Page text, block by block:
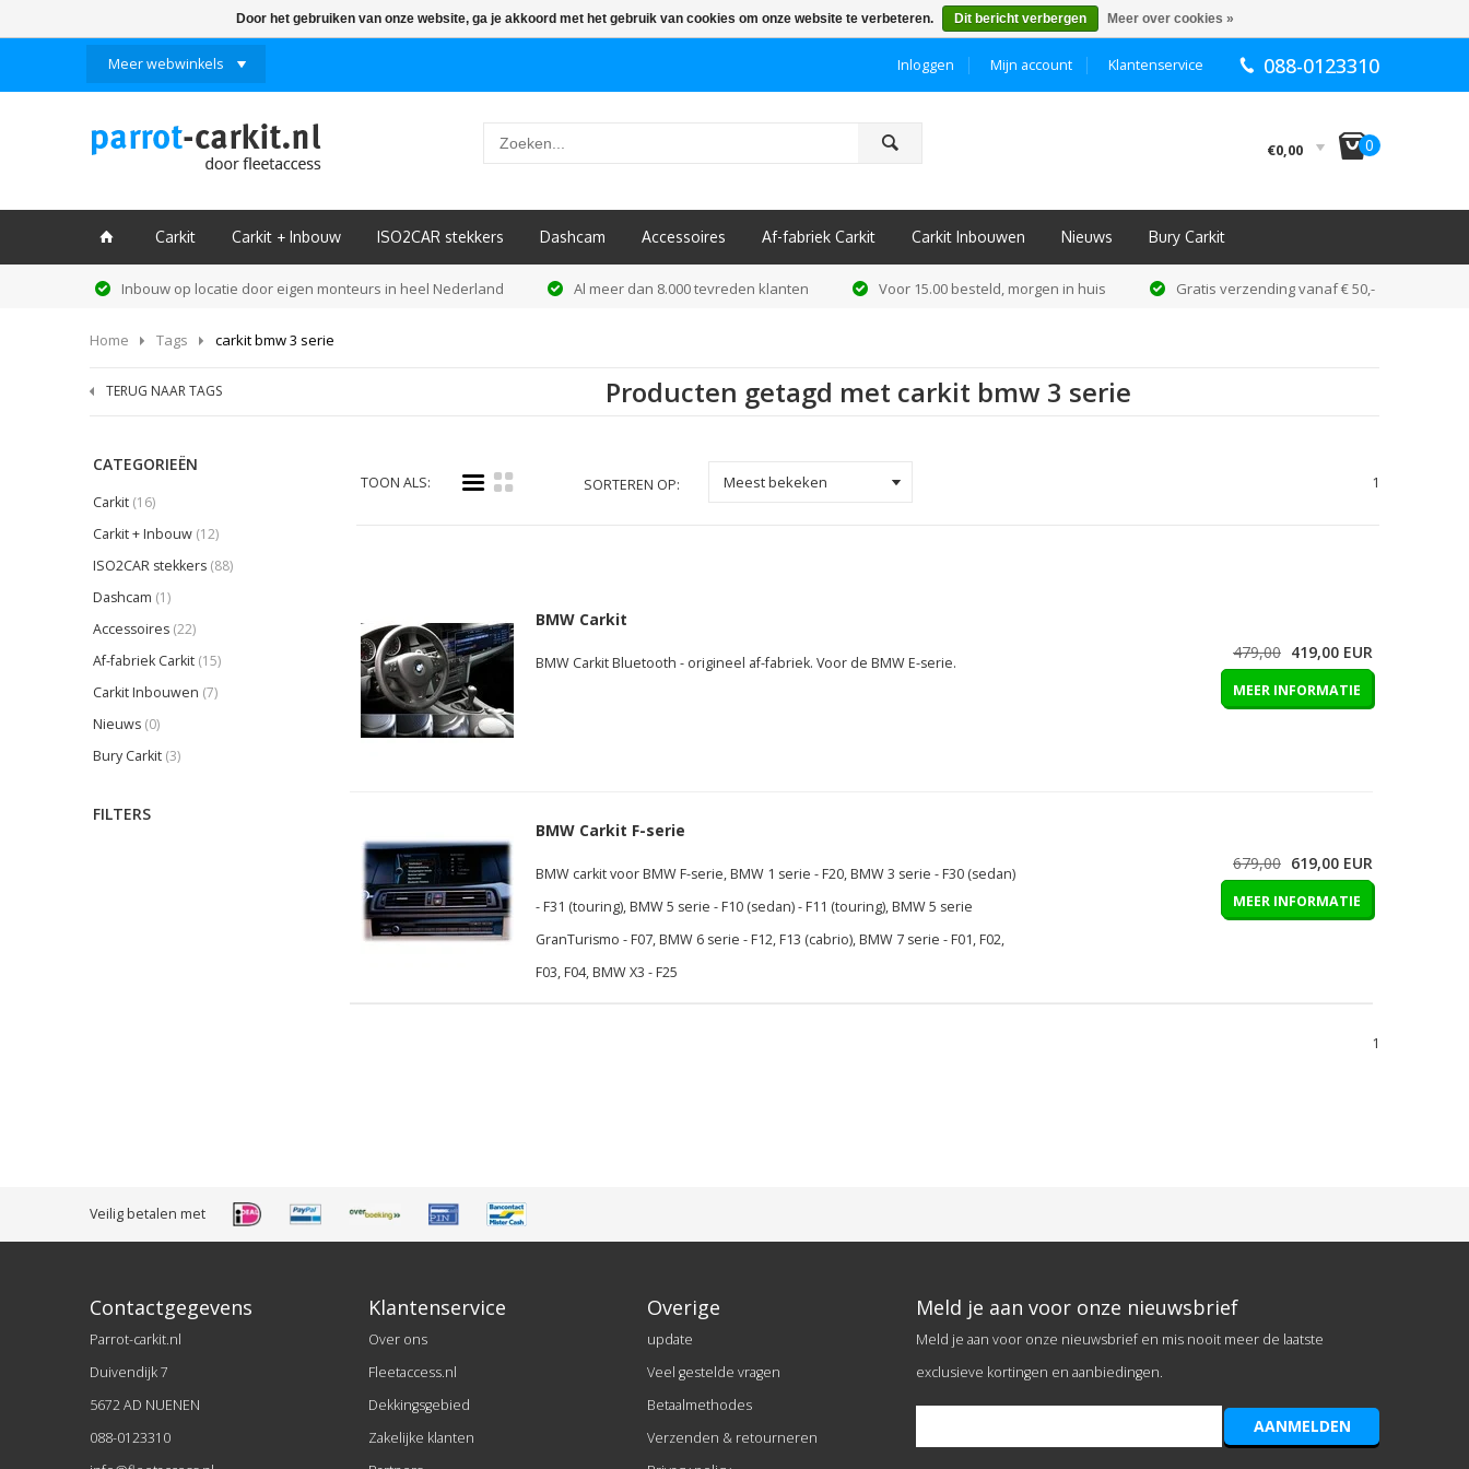
Meer webwinkels 088-0123310
Klantenservice
Mijn account
Inloggen
ô €0,00 I0
ï Carkit Carkit + Inbouw ISO2CAR stekkers Dashcam Accessoires Af-fabriek Carkit Carkit Inbouwen Nieuws Bury Carkit
Inbouw op locatie door eigen monteurs in heel Nederland Al meer dan 8.000 tevreden klanten Voor 15.00 besteld, morgen in huis Gratis verzending vanaf € 50,-
Home Tags carkit bmw 3 serie
TERUG NAAR TAGS Producten getagd met carkit bmw 3 serie
CATEGORIEËN
Carkit (16)
Carkit + Inbouw (12)
ISO2CAR stekkers (88)
Dashcam (1)
Accessoires (22)
Af-fabriek Carkit (15)
Carkit Inbouwen (7)
Nieuws (0)
Bury Carkit (3)
FILTERS
TOON ALS: i k SORTEREN OP: Meest bekeken 1
BMW Carkit
BMW Carkit Bluetooth - origineel af-fabriek. Voor de BMW E-serie.
479,00 419,00 EUR
MEER INFORMATIE
BMW Carkit F-serie
BMW carkit voor BMW F-serie, BMW 1 serie - F20, BMW 3 serie - F30 (sedan)
- F31 (touring), BMW 5 serie - F10 (sedan) - F11 (touring), BMW 5 serie
GranTurismo - F07, BMW 6 serie - F12, F13 (cabrio), BMW 7 serie - F01, F02,
F03, F04, BMW X3 - F25
679,00 619,00 EUR
MEER INFORMATIE
1
Veilig betalen met
Contactgegevens
Parrot-carkit.nl
Duivendijk 7
5672 AD NUENEN
088-0123310
Klantenservice
Over ons
Fleetaccess.nl
Dekkingsgebied
Zakelijke klanten
Overige
update
Veel gestelde vragen
Betaalmethodes
Verzenden & retourneren
Meld je aan voor onze nieuwsbrief
Meld je aan voor onze nieuwsbrief en mis nooit meer de laatste
exclusieve kortingen en aanbiedingen.
AANMELDEN
Door het gebruiken van onze website, ga je akkoord met het gebruik van cookies om onze website te verbeteren. Dit bericht verbergen Meer over cookies »